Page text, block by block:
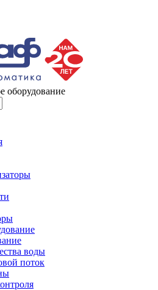
оборудование
воды
поток